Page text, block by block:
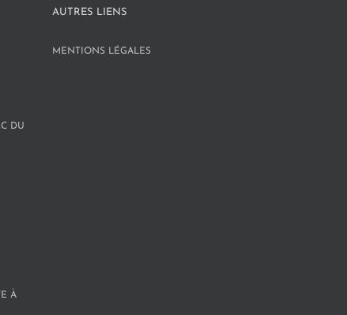
DU
À
AUTRES LIENS
MENTIONS LÉGALES